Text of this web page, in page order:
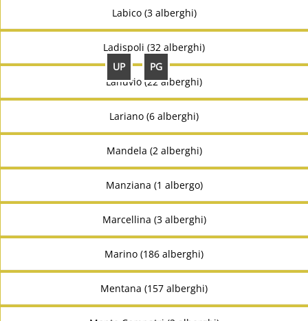
UP PG
Labico (3 alberghi)
Ladispoli (32 alberghi)
Lanuvio (22 alberghi)
Lariano (6 alberghi)
Mandela (2 alberghi)
Manziana (1 albergo)
Marcellina (3 alberghi)
Marino (186 alberghi)
Mentana (157 alberghi)